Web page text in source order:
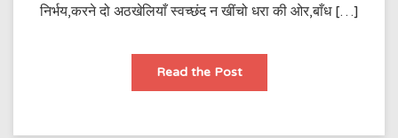
निर्भय,करने दो अठखेलियाँ स्वच्छंद न खींचो धरा की ओर,बाँध […]
Read the Postपतंग